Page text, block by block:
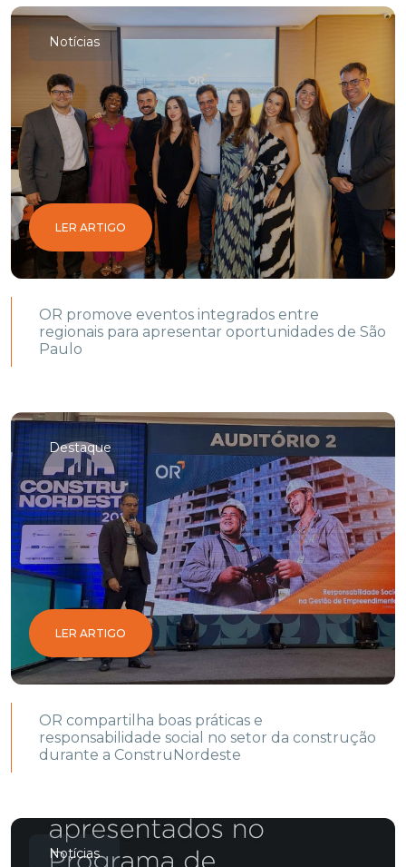
Notícias
LER ARTIGO
OR promove eventos integrados entre
regionais para apresentar oportunidades de São
Paulo
Destaque
LER ARTIGO
OR compartilha boas práticas e
responsabilidade social no setor da construção
durante a ConstruNordeste
Notícias